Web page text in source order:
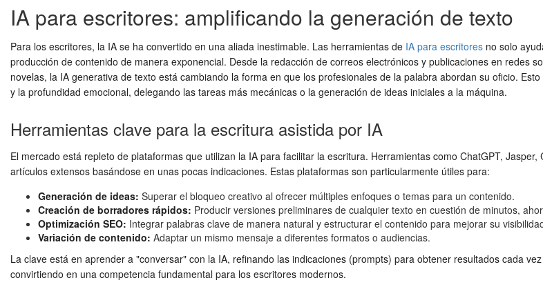
IA para escritores: amplificando la generación de texto
Para los escritores, la IA se ha convertido en una aliada inestimable. Las herramientas de IA para escritores no solo
producción de contenido de manera exponencial. Desde la redacción de correos electrónicos y publicaciones en redes
novelas, la IA generativa de texto está cambiando la forma en que los profesionales de la palabra abordan su oficio.
y la profundidad emocional, delegando las tareas más mecánicas o la generación de ideas iniciales a la máquina.
Herramientas clave para la escritura asistida por IA
El mercado está repleto de plataformas que utilizan la IA para facilitar la escritura. Herramientas como ChatGPT,
artículos extensos basándose en unas pocas indicaciones. Estas plataformas son particularmente útiles para:
Generación de ideas: Superar el bloqueo creativo al ofrecer múltiples enfoques o temas para un contenido.
Creación de borradores rápidos: Producir versiones preliminares de cualquier texto en cuestión de minutos,
Optimización SEO: Integrar palabras clave de manera natural y estructurar el contenido para mejorar su
Variación de contenido: Adaptar un mismo mensaje a diferentes formatos o audiencias.
La clave está en aprender a "conversar" con la IA, refinando las indicaciones (prompts) para obtener resultados cada
convirtiendo en una competencia fundamental para los escritores modernos.